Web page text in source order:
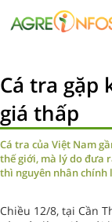
Cá tra gặp
giá thấp
Cá tra của Việt Nam
thế giới, mà lý do đưa
thì nguyên nhân
Chiều 12/8, tại Cần